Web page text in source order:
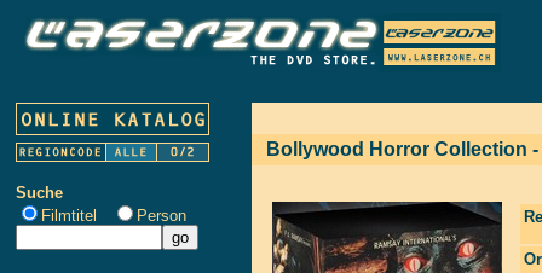
Suche
Filmtitel
Person
Bollywood Horror Collection